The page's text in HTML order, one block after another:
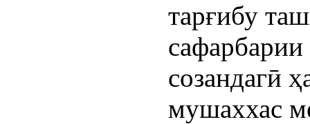
тарғибу
созандагӣ
мушаххас